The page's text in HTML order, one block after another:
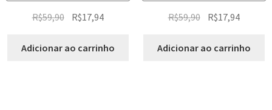
R$59,90 R$17,94
Adicionar ao carrinho
R$59,90 R$17,94
Adicionar ao carrinho